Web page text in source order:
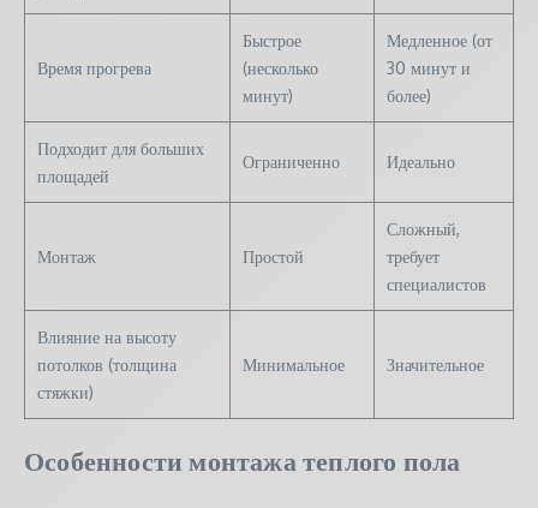
Время прогрева
Быстрое
(несколько
минут)
Медленное (от
30 минут и
более)
Подходит для больших
площадей
Ограниченно Идеально
Монтаж Простой
Сложный,
требует
специалистов
Влияние на высоту
потолков (толщина
стяжки)
Минимальное Значительное
Особенности монтажа теплого пола